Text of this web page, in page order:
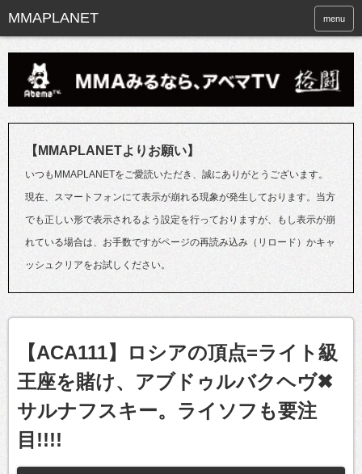
menu
【MMAPLANETよりお願い】
いつもMMAPLANETをご愛読いただき、誠にありがとうございます。
現在、スマートフォンにて表示が崩れる現象が発生しております。当方
でも正しい形で表示されるよう設定を行っておりますが、もし表示が崩
れている場合は、お手数ですがページの再読み込み（リロード）かキャ
ッシュクリアをお試しください。
【ACA111】ロシアの頂点=ライト級
王座を賭け、アブドゥルバクヘヴ✖
サルナフスキー。ライソフも要注
目!!!!